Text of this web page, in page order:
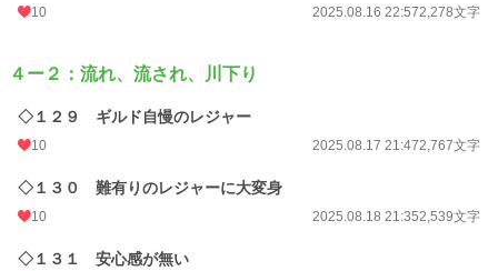
10 2025.08.16 22:572,278文字
４ー２：流れ、流され、川下り
◇１２９ ギルド自慢のレジャー
10 2025.08.17 21:472,767文字
◇１３０ 難有りのレジャーに大変身
10 2025.08.18 21:352,539文字
◇１３１ 安心感が無い